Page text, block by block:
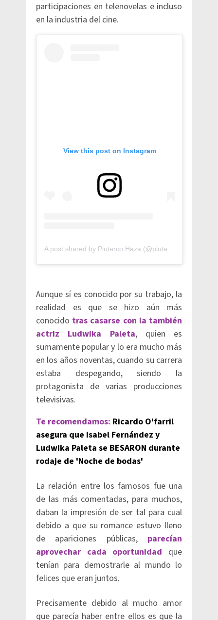
participaciones en telenovelas e incluso
en la industria del cine.
View this post on Instagram
A post shared by Plutarco Haza (@plutarcohaza)
Aunque sí es conocido por su trabajo, la
realidad es que se hizo aún más
conocido tras casarse con la también
actriz Ludwika Paleta, quien es
sumamente popular y lo era mucho más
en los años noventas, cuando su carrera
estaba despegando, siendo la
protagonista de varias producciones
televisivas.
Te recomendamos: Ricardo O'farril
asegura que Isabel Fernández y
Ludwika Paleta se BESARON durante
rodaje de 'Noche de bodas'
La relación entre los famosos fue una
de las más comentadas, para muchos,
daban la impresión de ser tal para cual
debido a que su romance estuvo lleno
de apariciones públicas,parecían
aprovechar cada oportunidad que
tenían para demostrarle al mundo lo
felices que eran juntos.
Precisamente debido al mucho amor
que parecía haber entre ellos es que la